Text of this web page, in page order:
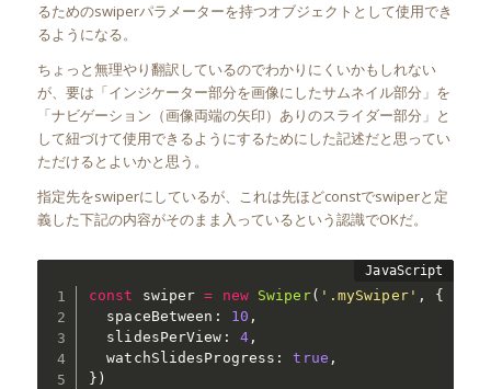
るためのswiperパラメーターを持つオブジェクトとして使用でき
るようになる。
ちょっと無理やり翻訳しているのでわかりにくいかもしれない
が、要は「インジケーター部分を画像にしたサムネイル部分」を
「ナビゲーション（画像両端の矢印）ありのスライダー部分」と
して紐づけて使用できるようにするためにした記述だと思ってい
ただけるとよいかと思う。
指定先をswiperにしているが、これは先ほどconstでswiperと定
義した下記の内容がそのまま入っているという認識でOKだ。
const swiper = new Swiper( '.mySwiper' ,
{
  spaceBetween
: 10 ,
  slidesPerView
: 4,
  watchSlidesProgress
: true ,
} )